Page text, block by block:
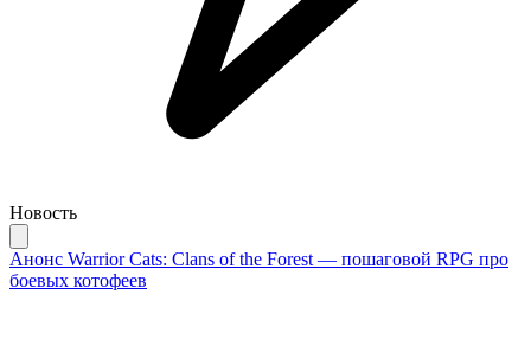
Новость
Анонс Warrior Cats: Clans of the Forest — пошаговой RPG про
боевых котофеев